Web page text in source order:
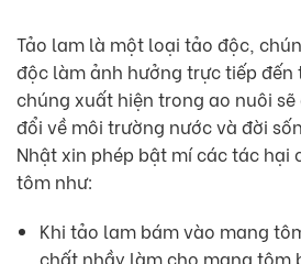
Tảo lam là một loại tảo độc,
độc làm ảnh hưởng trực tiếp đến
chúng xuất hiện trong ao nuôi
đổi về môi trường nước và đời
Nhật xin phép bật mí các tác hại
tôm như:
Khi tảo lam bám vào mang
chất nhầy làm cho mang tôm